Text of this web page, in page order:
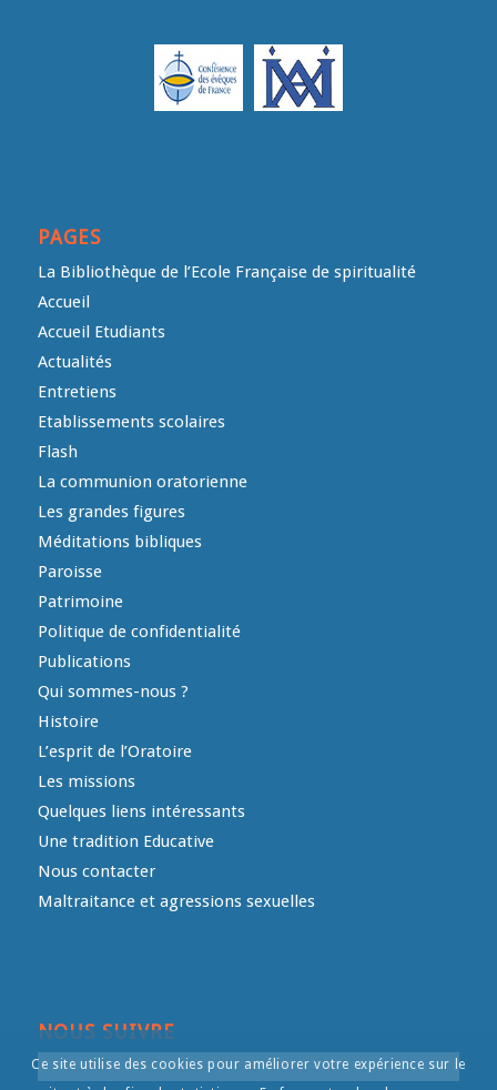
PAGES
La Bibliothèque de l’Ecole Française de spiritualité
Accueil
Accueil Etudiants
Actualités
Entretiens
Etablissements scolaires
Flash
La communion oratorienne
Les grandes figures
Méditations bibliques
Paroisse
Patrimoine
Politique de confidentialité
Publications
Qui sommes-nous ?
Histoire
L’esprit de l’Oratoire
Les missions
Quelques liens intéressants
Une tradition Educative
Nous contacter
Maltraitance et agressions sexuelles
NOUS SUIVRE
Ce site utilise des cookies pour améliorer votre expérience sur le